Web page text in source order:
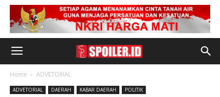
Home ADVETORIAL
ADVETORIAL DAERAH KABAR DAERAH POLITIK